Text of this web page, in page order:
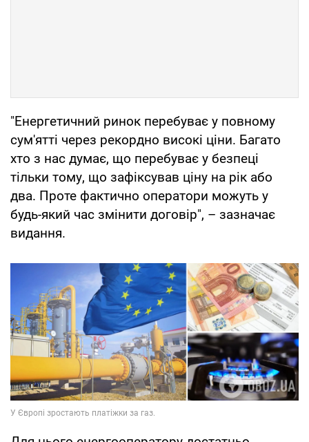
"Енергетичний ринок перебуває у повному
сум'ятті через рекордно високі ціни. Багато
хто з нас думає, що перебуває у безпеці
тільки тому, що зафіксував ціну на рік або
два. Проте фактично оператори можуть у
будь-який час змінити договір", – зазначає
видання.